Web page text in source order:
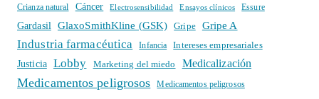
Crianza natural Cáncer Electrosensibilidad Ensayos clínicos Essure
Gardasil GlaxoSmithKline (GSK) Gripe Gripe A
Industria farmacéutica Infancia
Intereses empresariales
Justicia
Lobby Marketing del miedo Medicalización
Medicamentos peligrosos Medicamentos peligrosos